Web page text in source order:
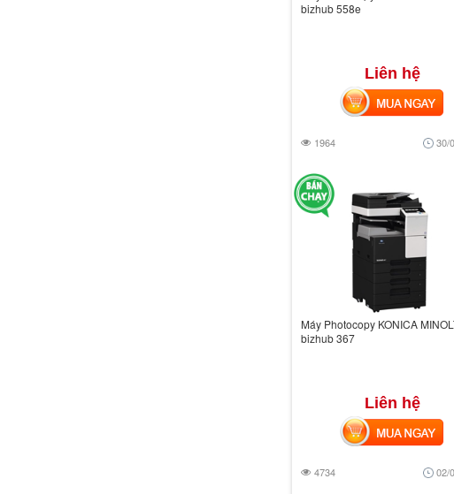
bizhub 558e
Liên hệ
1964 30/
MUA NGAY
Máy Photocopy KONICA
bizhub 367
Liên hệ
4734 02/
MUA NGAY